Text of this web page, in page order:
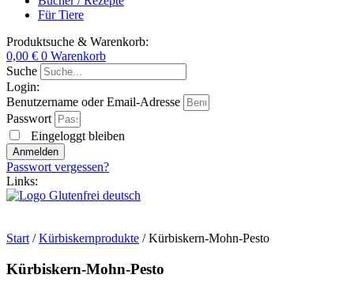
Für Tiere
Produktsuche & Warenkorb:
0,00 € 0 Warenkorb
Suche
Login:
Benutzername oder Email-Adresse
Passwort
Eingeloggt bleiben
Anmelden
Passwort vergessen?
Links:
Start /Kürbiskernprodukte / Kürbiskern-Mohn-Pesto
Kürbiskern-Mohn-Pesto